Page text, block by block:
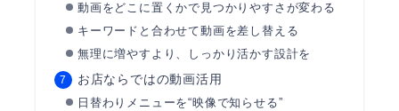
動画をどこに置くかで見つかりやすさが変わる
キーワードと合わせて動画を差し替える
無理に増やすより、しっかり活かす設計を
お店ならではの動画活用
日替わりメニューを“映像で知らせる”